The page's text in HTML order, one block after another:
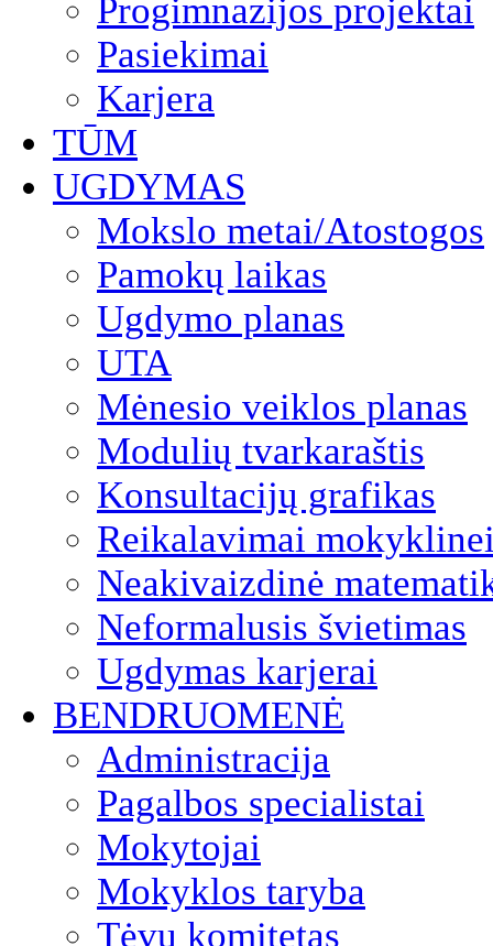
Progimnazijos projektai
Pasiekimai
Karjera
TŪM
UGDYMAS
Mokslo metai/Atostogos
Pamokų laikas
Ugdymo planas
UTA
Mėnesio veiklos planas
Modulių tvarkaraštis
Konsultacijų grafikas
Reikalavimai
Neakivaizdinė
Neformalusis švietimas
Ugdymas karjerai
BENDRUOMENĖ
Administracija
Pagalbos specialistai
Mokytojai
Mokyklos taryba
Tėvų komitetas